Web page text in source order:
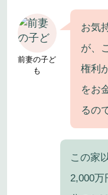
前妻の子ど
も
お気
が、
権利
をお
るの
この家
2,000万